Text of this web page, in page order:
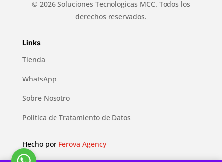
© 2026 Soluciones Tecnologicas MCC. Todos los
derechos reservados.
Links
Tienda
WhatsApp
Sobre Nosotro
Politica de Tratamiento de Datos
Hecho por Ferova Agency